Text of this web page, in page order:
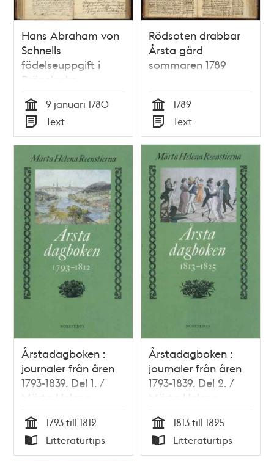
Hans Abraham von
Schnells
födelseuppgift i
Brännkyrka
församling 1780
Tid
9 januari 1780
Typ
Text
Rödsoten drabbar
Årsta gård
sommaren 1789
Tid
1789
Typ
Text
Årstadagboken :
journaler från åren
1793-1839. Del 1. /
Märta Helena
Reenstierna
Tid
1793 till 1812
Typ
Litteraturtips
Årstadagboken :
journaler från åren
1793-1839. Del 2. /
Märta Helena
Reenstierna
Tid
1813 till 1825
Typ
Litteraturtips